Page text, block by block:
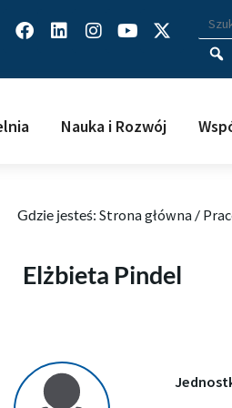
Facebook
LinkedinInstagram
Youtube
X-
twitter
Nauka i Rozwój
Gdzie jesteś: Strona główna /
Elżbieta Pindel